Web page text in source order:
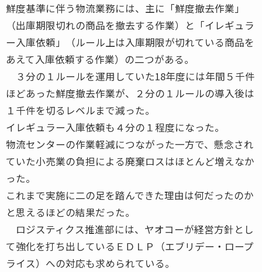
鮮度基準に伴う物流業務には、主に「鮮度撤去作業」
（出庫期限切れの商品を撤去する作業）と「イレギュラ
ー入庫依頼」（ルール上は入庫期限が切れている商品を
あえて入庫依頼する作業）の二つがある。
３分の１ルールを運用していた18年度には年間５千件
ほどあった鮮度撤去作業が、２分の１ルールの導入後は
１千件を切るレベルまで減った。
イレギュラー入庫依頼も４分の１程度になった。
物流センターの作業軽減につながった一方で、懸念され
ていた小売業の負担による廃棄ロスはほとんど増えなか
った。
これまで実施に二の足を踏んできた理由は何だったのか
と思えるほどの結果だった。
ロジスティクス推進部には、ヤオコーが経営方針とし
て強化を打ち出しているＥＤＬＰ（エブリデー・ロープ
ライス）への対応も求められている。